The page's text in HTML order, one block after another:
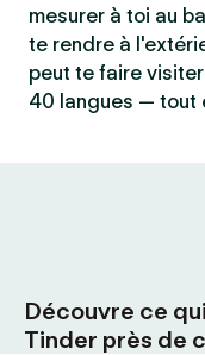
mesurer à toi au
te rendre à
peut te faire
40 langues — tout
Découvre ce
Tinder près de